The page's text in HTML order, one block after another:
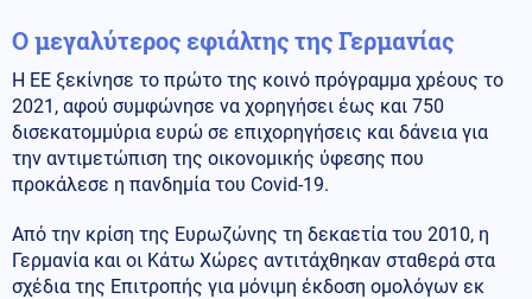
Ο μεγαλύτερος εφιάλτης της Γερμανίας
Η ΕΕ ξεκίνησε το πρώτο της κοινό πρόγραμμα χρέους το
2021, αφού συμφώνησε να χορηγήσει έως και 750
δισεκατομμύρια ευρώ σε επιχορηγήσεις και δάνεια για
την αντιμετώπιση της οικονομικής ύφεσης που
προκάλεσε η πανδημία του Covid-19.
Από την κρίση της Ευρωζώνης τη δεκαετία του 2010, η
Γερμανία και οι Κάτω Χώρες αντιτάχθηκαν σταθερά στα
σχέδια της Επιτροπής για μόνιμη έκδοση ομολόγων εκ